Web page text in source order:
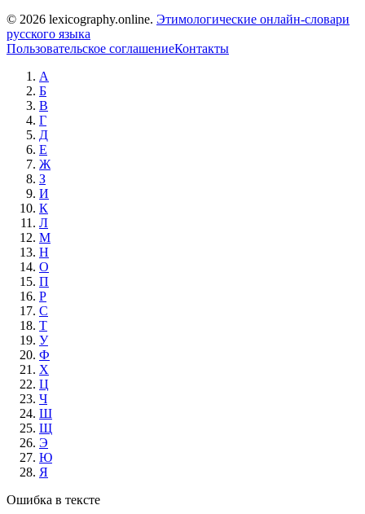
© 2026 lexicography.online. Этимологические онлайн-словари
русского языка
Пользовательское соглашениеКонтакты
А
Б
В
Г
Д
Е
Ж
З
И
К
Л
М
Н
О
П
Р
С
Т
У
Ф
Х
Ц
Ч
Ш
Щ
Э
Ю
Я
Ошибка в тексте